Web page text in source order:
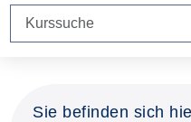
Sie befinden sich